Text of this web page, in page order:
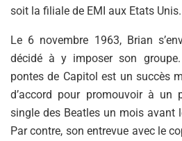
soit la filiale de EMI aux Etats Unis.
Le 6 novembre 1963, Brian
décidé à y imposer son
pontes de Capitol est un succès
d’accord pour promouvoir à un
single des Beatles un mois avant
Par contre, son entrevue avec le